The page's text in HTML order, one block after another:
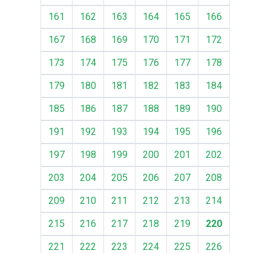
161
162 163 164 165
166
167
168 169 170 171
172
173
174 175 176 177
178
179
180 181 182 183
184
185
186 187 188 189
190
191
192 193 194 195
196
197
198 199 200 201
202
203
204 205 206 207
208
209
210 211 212 213
214
215
216 217 218 219
220
221
222 223 224 225
226